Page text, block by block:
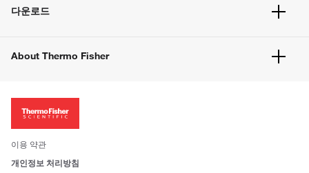
벌크 주문
고객 센터
웹사이트 개선사항
다운로드
About Thermo Fisher
투자자
사회적 책임
브랜드
이용 약관
개인정보 처리방침